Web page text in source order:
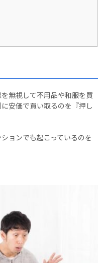
無視して不用品や和服を買
安価で買い取るのを『押し
ョンでも起こっているのを